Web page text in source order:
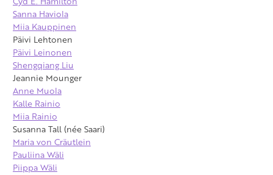
Sanna Haviola
Miia Kauppinen
Päivi Lehtonen
Päivi Leinonen
Shengqiang Liu
Jeannie Mounger
Anne Muola
Kalle Rainio
Miia Rainio
Susanna Tall (née Saari)
Maria von Cräutlein
Pauliina Wäli
Piippa Wäli